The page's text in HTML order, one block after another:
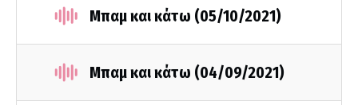
Μπαμ και κάτω (05/10/2021)
Μπαμ και κάτω (04/09/2021)